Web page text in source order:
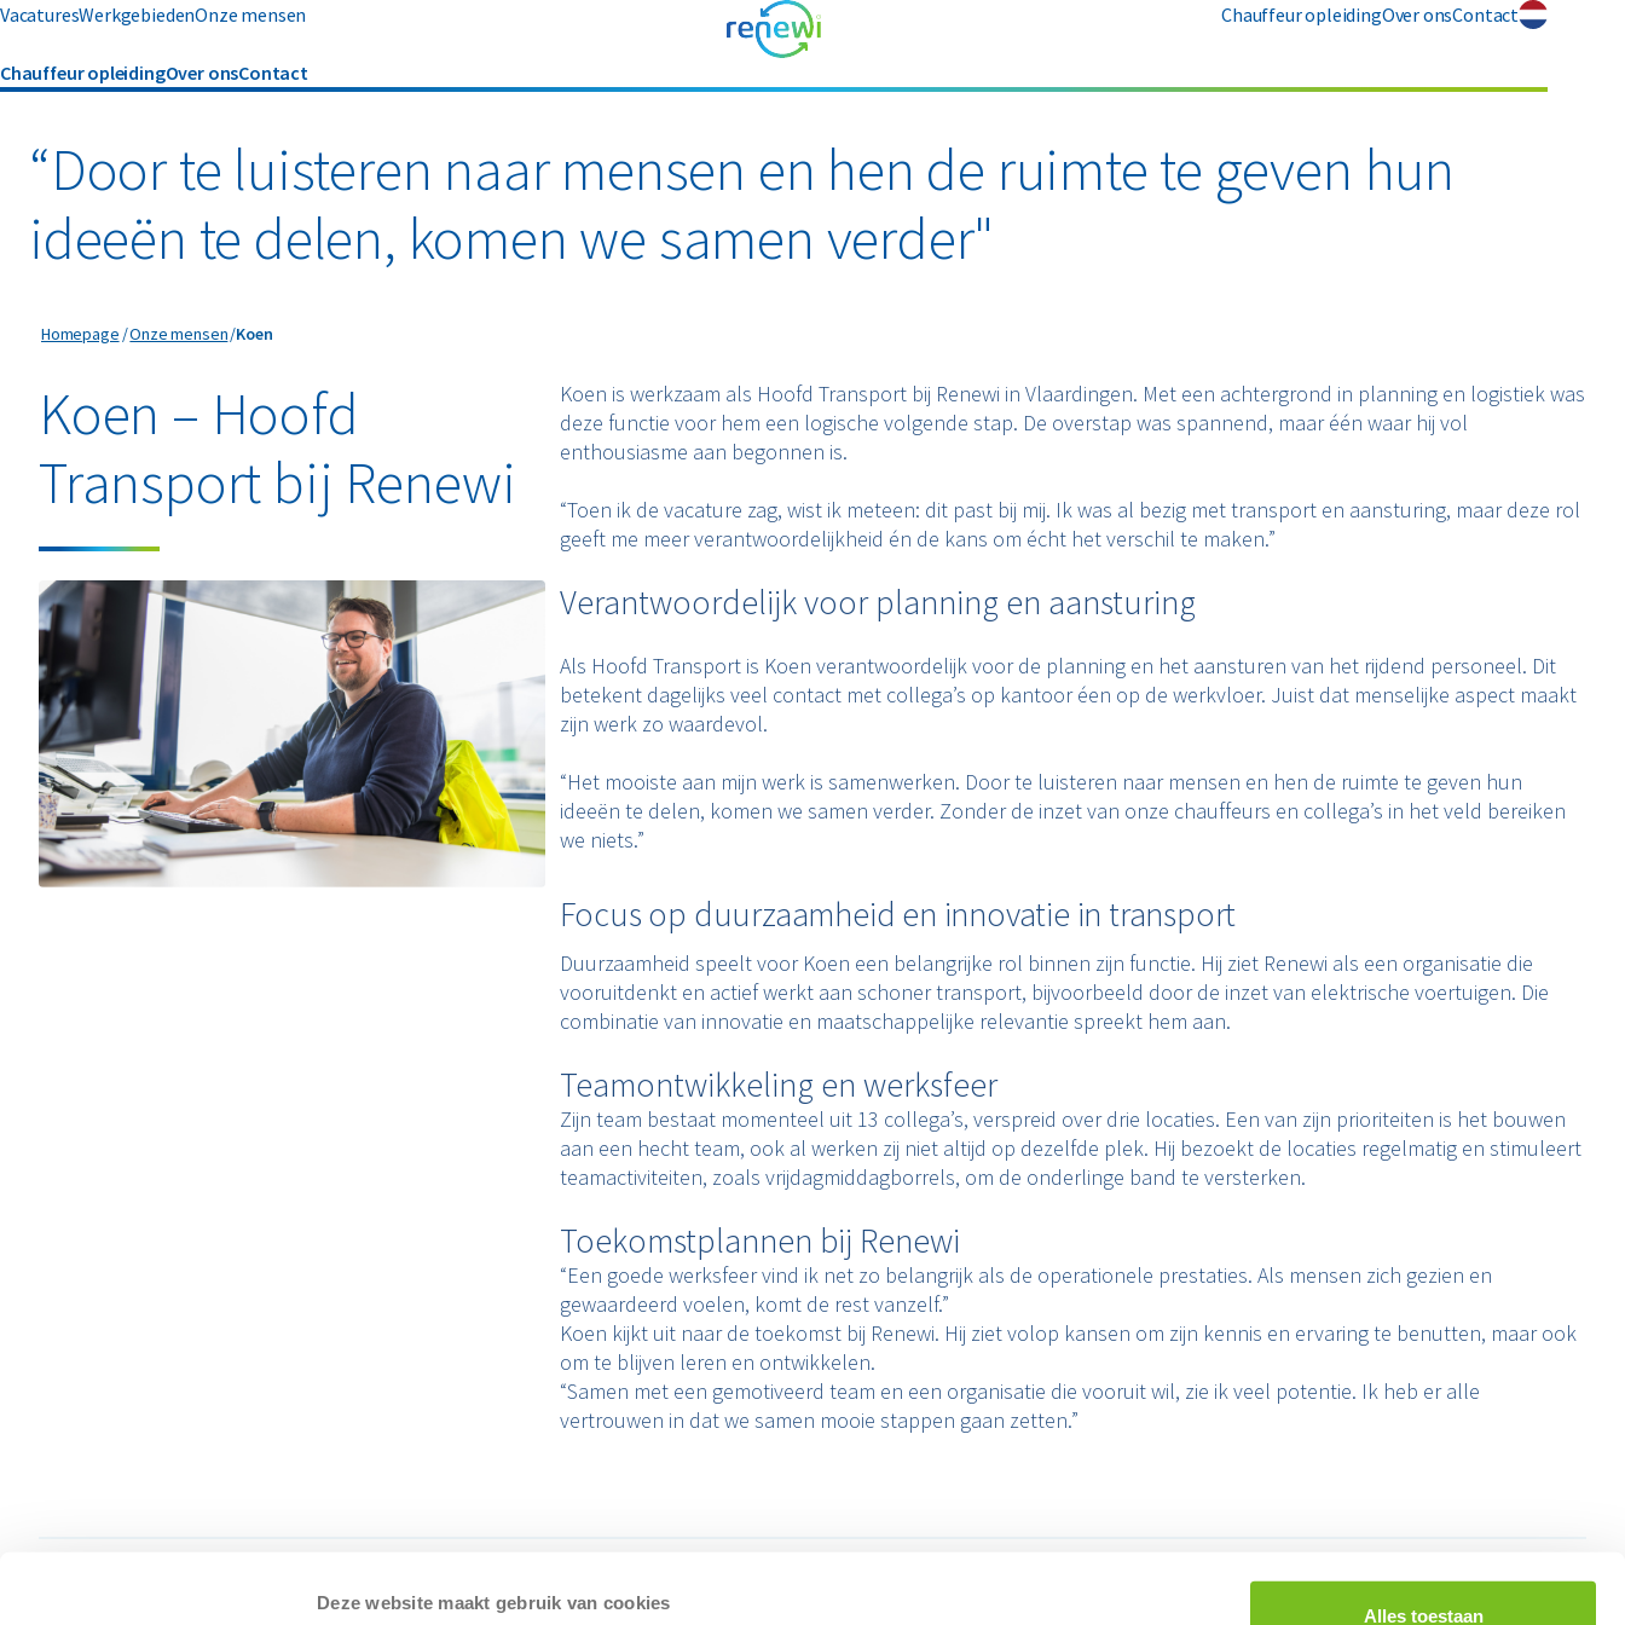
Deze website maakt gebruik van cookies
Alles toestaan
VacaturesWerkgebiedenOnze mensen Chauffeur opleidingOver onsContact
Chauffeur opleidingOver onsContact
“Door te luisteren naar mensen en hen de ruimte te geven hun
ideeën te delen, komen we samen verder"
Homepage Onze mensenKoen
Koen
Koen – Hoofd
Transport bij Renewi
Koen is werkzaam als Hoofd Transport bij Renewi in Vlaardingen. Met een achtergrond in planning en logistiek was
deze functie voor hem een logische volgende stap. De overstap was spannend, maar één waar hij vol
enthousiasme aan begonnen is.
“Toen ik de vacature zag, wist ik meteen: dit past bij mij. Ik was al bezig met transport en aansturing, maar deze rol
geeft me meer verantwoordelijkheid én de kans om écht het verschil te maken.”
Verantwoordelijk voor planning en aansturing
Als Hoofd Transport is Koen verantwoordelijk voor de planning en het aansturen van het rijdend personeel. Dit
betekent dagelijks veel contact met collega’s op kantoor éen op de werkvloer. Juist dat menselijke aspect maakt
zijn werk zo waardevol.
“Het mooiste aan mijn werk is samenwerken. Door te luisteren naar mensen en hen de ruimte te geven hun
ideeën te delen, komen we samen verder. Zonder de inzet van onze chauffeurs en collega’s in het veld bereiken
we niets.”
Focus op duurzaamheid en innovatie in transport
Duurzaamheid speelt voor Koen een belangrijke rol binnen zijn functie. Hij ziet Renewi als een organisatie die
vooruitdenkt en actief werkt aan schoner transport, bijvoorbeeld door de inzet van elektrische voertuigen. Die
combinatie van innovatie en maatschappelijke relevantie spreekt hem aan.
Teamontwikkeling en werksfeer
Zijn team bestaat momenteel uit 13 collega’s, verspreid over drie locaties. Een van zijn prioriteiten is het bouwen
aan een hecht team, ook al werken zij niet altijd op dezelfde plek. Hij bezoekt de locaties regelmatig en stimuleert
teamactiviteiten, zoals vrijdagmiddagborrels, om de onderlinge band te versterken.
Toekomstplannen bij Renewi
“Een goede werksfeer vind ik net zo belangrijk als de operationele prestaties. Als mensen zich gezien en
gewaardeerd voelen, komt de rest vanzelf.”
Koen kijkt uit naar de toekomst bij Renewi. Hij ziet volop kansen om zijn kennis en ervaring te benutten, maar ook
om te blijven leren en ontwikkelen.
“Samen met een gemotiveerd team en een organisatie die vooruit wil, zie ik veel potentie. Ik heb er alle
vertrouwen in dat we samen mooie stappen gaan zetten.”